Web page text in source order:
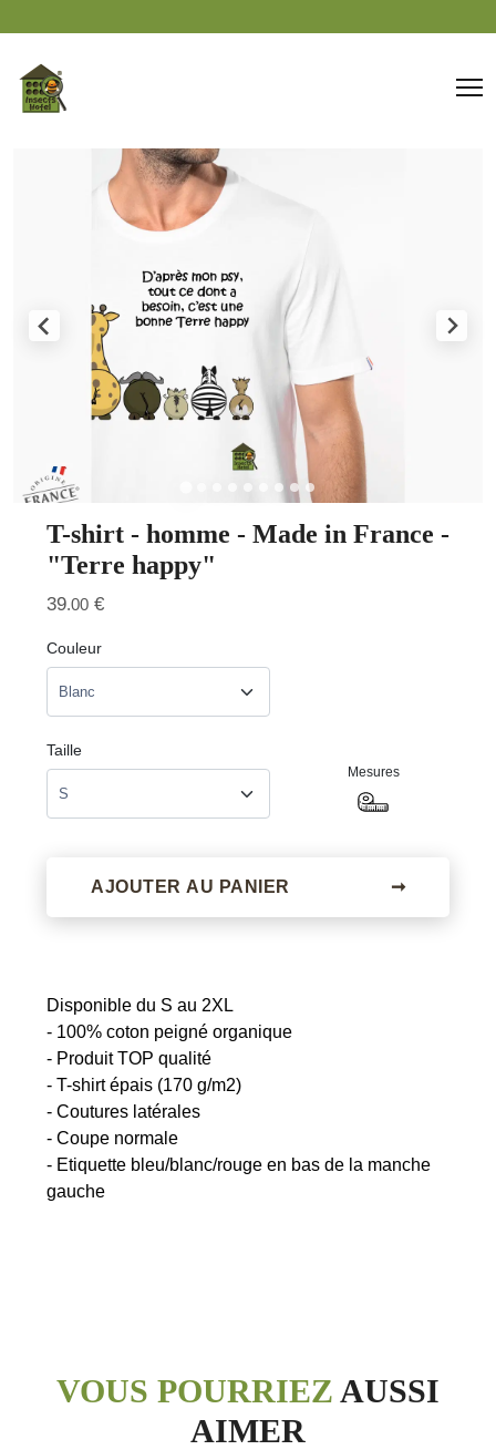
T-shirt - homme - Made in France -
"Terre happy"
39.00 €
Couleur
Taille
Mesures
AJOUTER AU PANIER ➞
Disponible du S au 2XL
- 100% coton peigné organique
- Produit TOP qualité
- T-shirt épais (170 g/m2)
- Coutures latérales
- Coupe normale
- Etiquette bleu/blanc/rouge en bas de la manche
VOUS POURRIEZ AUSSI
AIMER